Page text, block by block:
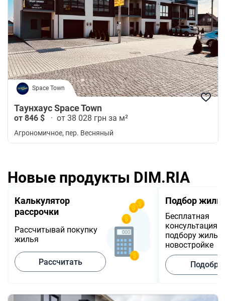
Space Town
Таунхаус Space Town
от 846 $ · от 38 028 грн за м²
Агрономичное, пер. Весняный
Новые продукты DIM.RIA
Калькулятор
рассрочки
Рассчитывай покупку
жилья
Рассчитать
Подбор
Бесплатная
консультация
подбору жилья
новостройке